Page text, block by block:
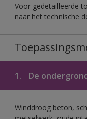
Voor gedetailleerde
naar het technische
1. De
Winddroog beton,